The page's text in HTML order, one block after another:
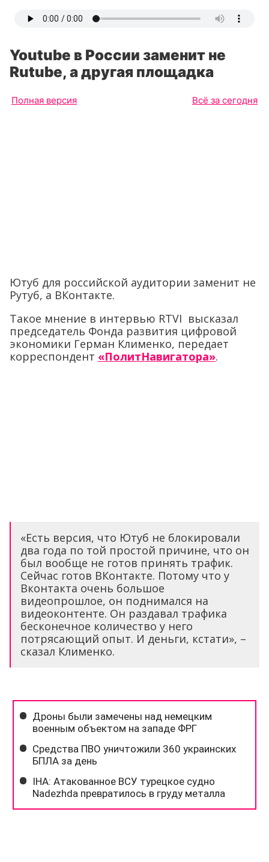
Youtube в России заменит не
Rutube, а другая площадка
Полная версия Всё за сегодня
Ютуб для российской аудитории заменит не
Рутуб, а ВКонтакте.
Такое мнение в интервью RTVI высказал
председатель Фонда развития цифровой
экономики Герман Клименко, передает
корреспондент «ПолитНавигатора».
«Есть версия, что Ютуб не блокировали
два года по той простой причине, что он
был вообще не готов принять трафик.
Сейчас готов ВКонтакте. Потому что у
Вконтакта очень большое
видеопрошлое, он поднимался на
видеоконтенте. Он раздавал трафика
бесконечное количество у него
потрясающий опыт. И деньги, кстати», –
сказал Клименко.